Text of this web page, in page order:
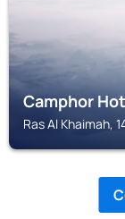
Camphor
Ras Al Khaimah,